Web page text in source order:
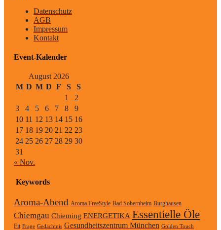
Datenschutz
AGB
Impressum
Kontakt
Event-Kalender
August 2026
M D M D F S
S
1
2
3
4 5 6 7 8
9
10 11 12 13 14 15 16
17 18 19 20 21 22 23
24 25 26 27 28 29 30
31
« Nov.
Keywords
Aroma-Abend Aroma FreeStyle Bad Sobernheim Burghausen
Chiemgau Chieming ENERGETIKA Essentielle Öle
Fit Frage Gedächtnis Gesundheitszentrum München Golden Touch